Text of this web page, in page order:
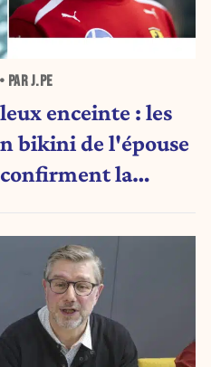
PAR J.PE
enceinte : les
bikini de l'épouse
confirment la